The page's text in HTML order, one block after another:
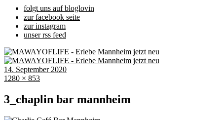
folgt uns auf bloglovin
zur facebook seite
zur instagram
unser rss feed
14. September 2020
1280 × 853
3_chaplin bar mannheim